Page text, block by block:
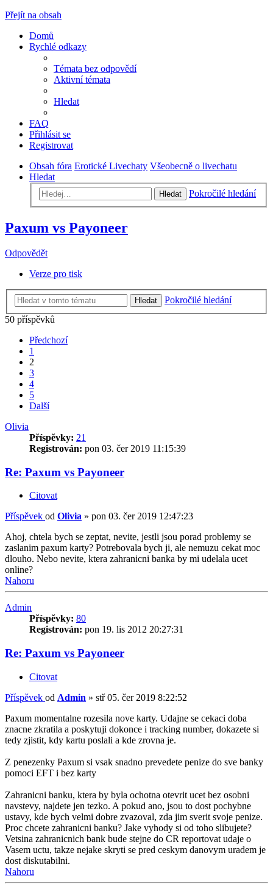
Přejít na obsah
Domů
Rychlé odkazy
Témata bez odpovědí
Aktivní témata
Hledat
FAQ
Přihlásit se
Registrovat
Obsah fóra Erotické Livechaty Všeobecně o livechatu
Hledat
Hledat Pokročilé hledání
Paxum vs Payoneer
Odpovědět
Verze pro tisk
Hledat
Pokročilé hledání
50 příspěvků
Předchozí
1
2
3
4
5
Další
Olivia
Příspěvky: 21
Registrován: pon 03. čer 2019 11:15:39
Re: Paxum vs Payoneer
Citovat
Příspěvek od Olivia » pon 03. čer 2019 12:47:23
Ahoj, chtela bych se zeptat, nevite, jestli jsou porad problemy se
zaslanim paxum karty? Potrebovala bych ji, ale nemuzu cekat moc
dlouho. Nebo nevite, ktera zahranicni banka by mi udelala ucet
online?
Nahoru
Admin
Příspěvky: 80
Registrován: pon 19. lis 2012 20:27:31
Re: Paxum vs Payoneer
Citovat
Příspěvek od Admin » stř 05. čer 2019 8:22:52
Paxum momentalne rozesila nove karty. Udajne se cekaci doba
znacne zkratila a poskytuji dokonce i tracking number, dokazete si
tedy zjistit, kdy kartu poslali a kde zrovna je.
Z penezenky Paxum si vsak snadno prevedete penize do sve banky
pomoci EFT i bez karty
Zahranicni banku, ktera by byla ochotna otevrit ucet bez osobni
navstevy, najdete jen tezko. A pokud ano, jsou to dost pochybne
ustavy, kde bych velmi dobre zvazoval, zda jim sverit svoje penize.
Proc chcete zahranicni banku? Jake vyhody si od toho slibujete?
Vetsina zahranicnich bank bude stejne do CR reportovat udaje o
Vasem uctu, takze nejake skryti se pred ceskym danovym uradem je
dost diskutabilni.
Nahoru